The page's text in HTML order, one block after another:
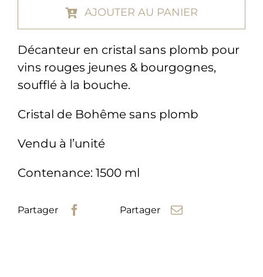
Décanteur
vin
1500ml
-
modèle
AJOUTER AU PANIER
Décanteur en cristal sans plomb pour
vins rouges jeunes & bourgognes,
soufflé à la bouche.
Cristal de Bohême sans plomb
Vendu à l’unité
Contenance: 1500 ml
Partager Partager